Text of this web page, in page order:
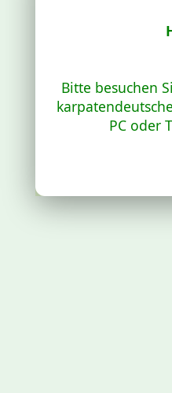
Bitte besuchen
PC oder